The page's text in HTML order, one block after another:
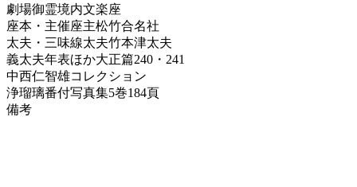
劇場御霊境内文楽座
座本・主催座主松竹合名社
太夫・三味線太夫竹本津太夫
義太夫年表ほか大正篇240・241
中西仁智雄コレクション
浄瑠璃番付写真集5巻184頁
備考